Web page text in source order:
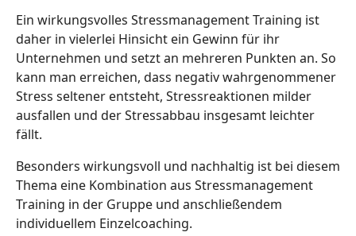
Ein wirkungsvolles Stressmanagement Training ist
daher in vielerlei Hinsicht ein Gewinn für ihr
Unternehmen und setzt an mehreren Punkten an. So
kann man erreichen, dass negativ wahrgenommener
Stress seltener entsteht, Stressreaktionen milder
ausfallen und der Stressabbau insgesamt leichter
fällt.
Besonders wirkungsvoll und nachhaltig ist bei diesem
Thema eine Kombination aus Stressmanagement
Training in der Gruppe und anschließendem
individuellem Einzelcoaching.